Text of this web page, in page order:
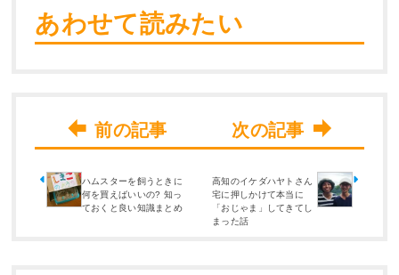
あわせて読みたい
ハムスターを飼うときに
何を買えばいいの? 知っ
ておくと良い知識まとめ
高知のイケダハヤトさん
宅に押しかけて本当に
「おじゃま」してきてし
まった話